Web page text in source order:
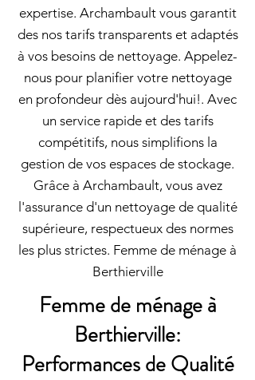
expertise. Archambault vous garantit
des nos tarifs transparents et adaptés
à vos besoins de nettoyage. Appelez-
nous pour planifier votre nettoyage
en profondeur dès aujourd'hui!. Avec
un service rapide et des tarifs
compétitifs, nous simplifions la
gestion de vos espaces de stockage.
Grâce à Archambault, vous avez
l'assurance d'un nettoyage de qualité
supérieure, respectueux des normes
les plus strictes. Femme de ménage à
Berthierville
Femme de ménage à
Berthierville:
Performances de Qualité